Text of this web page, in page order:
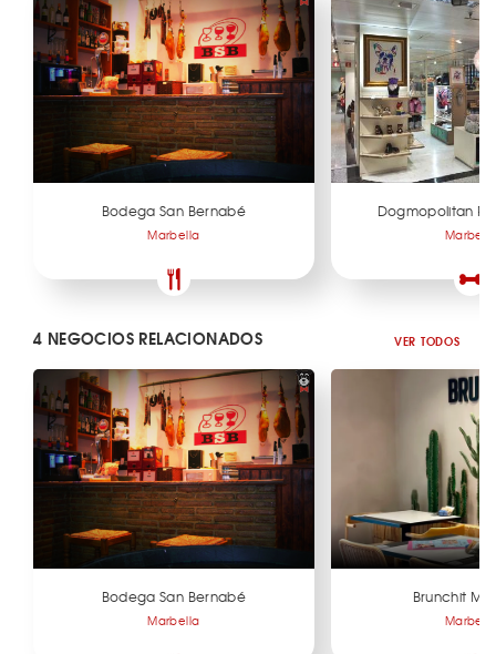
Bodega San Bernabé
Marbella
Dogmopolitan
Marbella
4 NEGOCIOS RELACIONADOS VER TODOS
Bodega San Bernabé
Marbella
Brunchit
Marbella